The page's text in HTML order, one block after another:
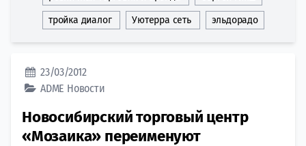
тройка диалог Уютерра сеть эльдорадо
23/03/2012
ADME Новости
Новосибирский торговый центр
«Мозаика» переименуют